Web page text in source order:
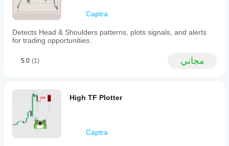
times
of
interest,
customize
line
thickness,
adjust
indicator
offers
optional
daily
ظروف
السوق
المختلفة.
المؤشر مع
Captra
Detects Head & Shoulders patterns, plots signals, and alerts
for trading opportunities.
5.0 (1) مجاني
High TF Plotter
Captra